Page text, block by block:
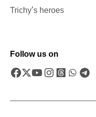
Trichy’s heroes
Follow us on